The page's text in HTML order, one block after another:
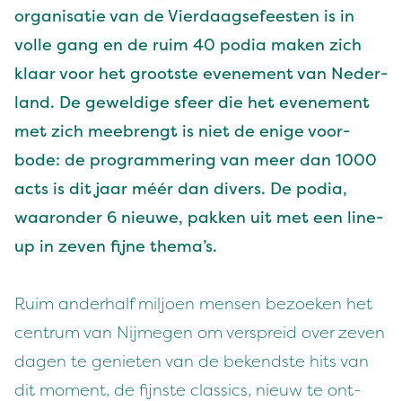
organ­isatie van de Vier­daagse­feesten is in
volle gang en de ruim 40 podia mak­en zich
klaar voor het groot­ste even­e­ment van Ned­er­
land. De geweldige sfeer die het even­e­ment
met zich mee­brengt is niet de enige voor­
bode: de pro­gram­mer­ing van meer dan 1000
acts is dit jaar méér dan divers. De podia,
waaron­der 6 nieuwe, pakken uit met een line-
up in zeven fijne thema’s.
Ruim ander­half miljoen mensen bezoeken het
cen­trum van Nijmegen om ver­spreid over zeven
dagen te geni­eten van de bek­end­ste hits van
dit moment, de fijn­ste clas­sics, nieuw te ont­